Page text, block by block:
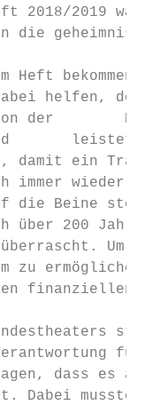
2018/2019
Heft
­helfen,
der
leistet
damit ein
immer
auf die
über 200
zu
finanziellen
für
dass es
Dabei